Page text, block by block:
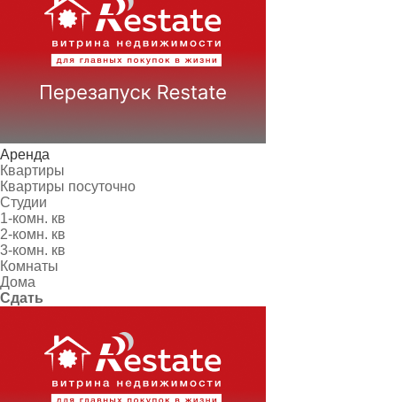
Аренда
Квартиры
Квартиры посуточно
Студии
1-комн. кв
2-комн. кв
3-комн. кв
Комнаты
Дома
Сдать